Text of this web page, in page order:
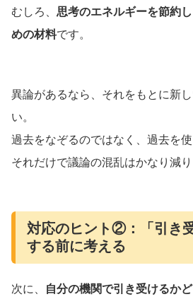
むしろ、 思考のエネルギーを節約
めの材料です。
異論があるなら、それをもとに新
い。
過去をなぞるのではなく、過去を使
それだけで議論の混乱はかなり減り
対応のヒント②：「引き
する前に考える
次に、 自分の機関で引き受けるか